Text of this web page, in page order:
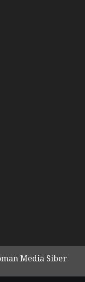
Media Siber